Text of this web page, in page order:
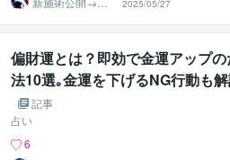
相手意識強制変
化≫◆星桜龍
2025/05/27
偏財運とは？即効で金運アップ
法10選｡金運を下げるNG行動も
記事
占い
6